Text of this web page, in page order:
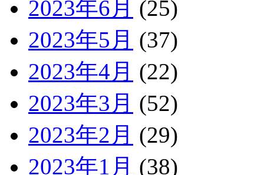
2023年6月 (25)
2023年5月 (37)
2023年4月 (22)
2023年3月 (52)
2023年2月 (29)
2023年1月 (38)